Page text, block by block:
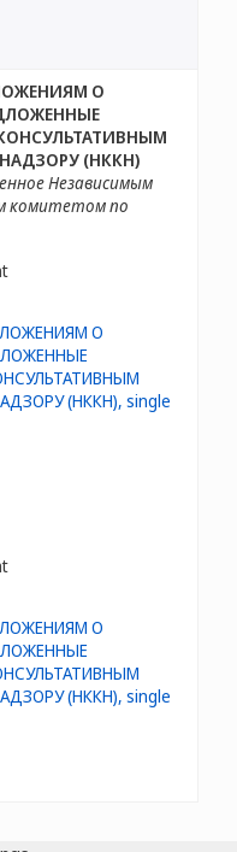
О
(НККН)
Независимым
комитетом по